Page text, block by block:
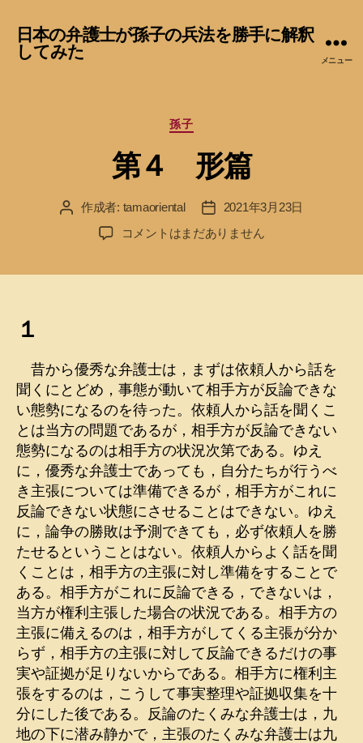
日本の弁護士が孫子の兵法を勝手に解釈
してみた
メニュー
カ
孫子
第４ 形篇
投 作成者: tamaoriental
投
稿
日
2021年3月23日
第
コメントはまだありません
１
昔から優秀な弁護士は，まずは依頼人から話を
聞くにとどめ，事態が動いて相手方が反論できな
い態勢になるのを待った。依頼人から話を聞くこ
とは当方の問題であるが，相手方が反論できない
態勢になるのは相手方の状況次第である。ゆえ
に，優秀な弁護士であっても，自分たちが行うべ
き主張については準備できるが，相手方がこれに
反論できない状態にさせることはできない。ゆえ
に，論争の勝敗は予測できても，必ず依頼人を勝
たせるということはない。依頼人からよく話を聞
くことは，相手方の主張に対し準備をすることで
ある。相手方がこれに反論できる，できないは，
当方が権利主張した場合の状況である。相手方の
主張に備えるのは，相手方がしてくる主張が分か
らず，相手方の主張に対して反論できるだけの事
実や証拠が足りないからである。相手方に権利主
張をするのは，こうして事実整理や証拠収集を十
分にした後である。反論のたくみな弁護士は，九
地の下に潜み静かで，主張のたくみな弁護士は九